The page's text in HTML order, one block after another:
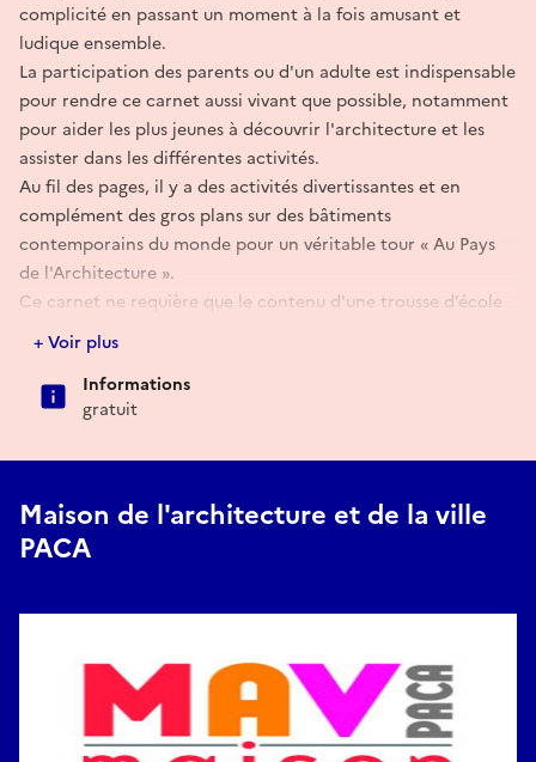
complicité en passant un moment à la fois amusant et
ludique ensemble.
La participation des parents ou d'un adulte est indispensable
pour rendre ce carnet aussi vivant que possible, notamment
pour aider les plus jeunes à découvrir l'architecture et les
assister dans les différentes activités.
Au fil des pages, il y a des activités divertissantes et en
complément des gros plans sur des bâtiments
contemporains du monde pour un véritable tour « Au Pays
de l'Architecture ».
Ce carnet ne requière que le contenu d'une trousse d’école
pour le remplir.
En espérant qu'au détour de ces activités des sourires se
dessinent et des rires éclatent.
Lien d'accès pour l'évènement en ligne
+ Voir plus
Informations
gratuit
Maison de l'architecture et de la ville
PACA